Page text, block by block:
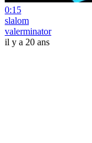
0:15
slalom
valerminator
il y a 20 ans